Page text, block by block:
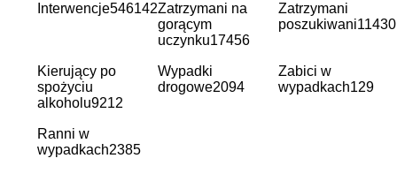
Interwencje546142Zatrzymani na
gorącym
uczynku17456
Zatrzymani
poszukiwani11430
Kierujący po
spożyciu
alkoholu9212
Wypadki
drogowe2094
Zabici w
wypadkach129
Ranni w
wypadkach2385